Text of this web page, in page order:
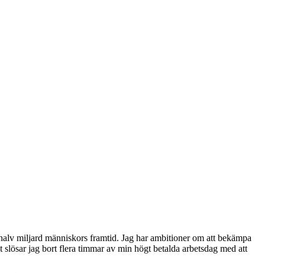
miljard människors framtid. Jag har ambitioner om att bekämpa
jag bort flera timmar av min högt betalda arbetsdag med att